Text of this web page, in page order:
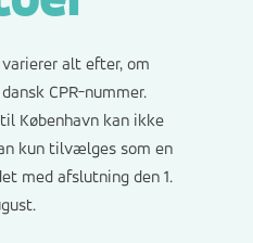
alt efter, om
CPR-nummer.
København kan ikke
kun tilvælges som en
med afslutning den 1.